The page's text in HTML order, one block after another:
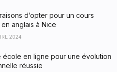
d’opter pour un cours
en anglais à Nice
2024
école en ligne pour une évolution
réussie